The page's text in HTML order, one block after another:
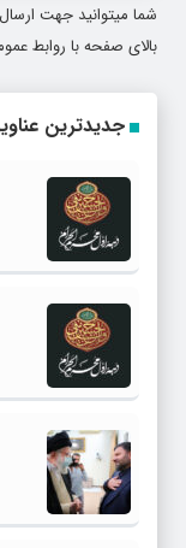
شما میتوانید جهت
بالای صفحه با روابط
جدیدترین